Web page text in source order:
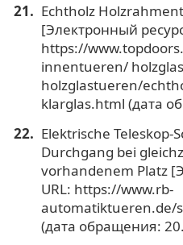
Echtholz
[Электронный
https://
innentueren/
holzglastueren/
klarglas.html (дата
Elektrische
Durchgang bei
vorhandenem Platz
URL: https://www.rb-
automatiktueren.de/
(дата обращения: